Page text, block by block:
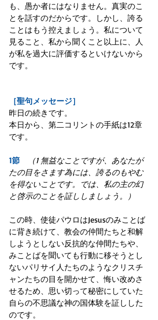
も、愚か者にはなりません。真実のこ
とを話すのだからです。しかし、誇る
ことはもう控えましょう。私について
見ること、私から聞くこと以上に、人
が私を過大に評価するといけないから
です。
［聖句メッセージ］
昨日の続きです。
本日から、第二コリントの手紙は12章
です。
1節
（1 無益なことですが、あなたが
たの目をさます為には、誇るのもやむ
を得ないことです。では、私の主の幻
と啓示のことを証ししましょう。）
この時、使徒パウロはJesusのみことば
に背き続けて、教会の仲間たちと和解
しようとしない反抗的な仲間たちや、
みことばを聞いても行動に移そうとし
ないパリサイ人たちのようなクリスチ
ャンたちの目を開かせて、悔い改めさ
せるため、思い切って秘密にしていた
自らの不思議な神の国体験を証しした
のです。